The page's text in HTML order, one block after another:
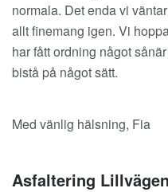
normala. Det enda vi
allt finemang igen. Vi
har fått ordning något
bistå på något sätt.
Med vänlig hälsning, Fia
Asfaltering